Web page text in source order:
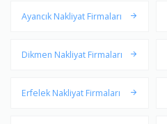
Ayancık Nakliyat Firmaları
Dikmen Nakliyat Firmaları
Erfelek Nakliyat Firmaları